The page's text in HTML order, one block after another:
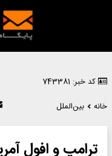
کد خبر: 743381
خانه
بین‌الملل
ترامپ و افول